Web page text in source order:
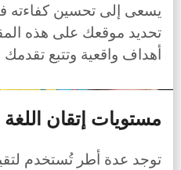
يسعى إلى تحسين كفاءته
تحديد موقعك على هذه
أهداف واقعية وتتبع تقدمك
مستويات إتقان اللغة
توجد عدة أطر تُستخدم